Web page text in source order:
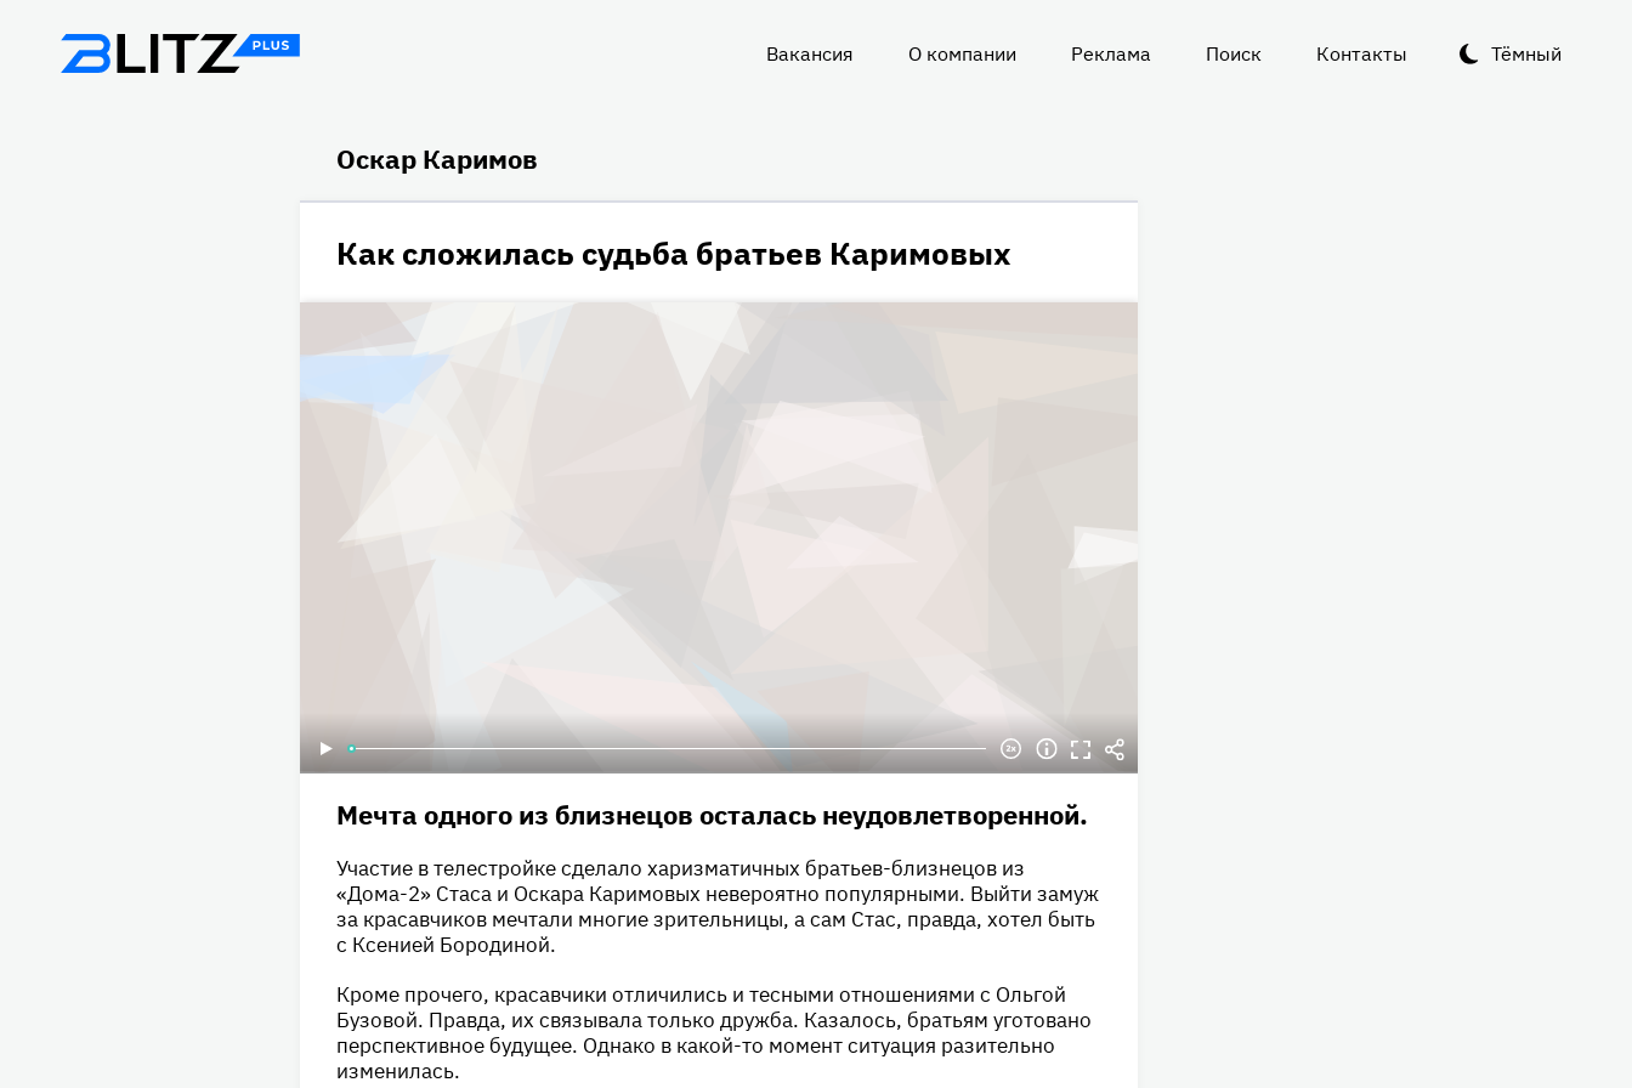
Тёмный
Вакансия О компании Реклама Поиск Контакты
Оскар Каримов
Как сложилась судьба братьев Каримовых
Мечта одного из близнецов осталась неудовлетворенной.
Участие в телестройке сделало харизматичных братьев-близнецов из
«Дома-2» Стаса и Оскара Каримовых невероятно популярными. Выйти замуж
за красавчиков мечтали многие зрительницы, а сам Стас, правда, хотел быть
с Ксенией Бородиной.
Кроме прочего, красавчики отличились и тесными отношениями с Ольгой
Бузовой. Правда, их связывала только дружба. Казалось, братьям уготовано
перспективное будущее. Однако в какой-то момент ситуация разительно
изменилась.